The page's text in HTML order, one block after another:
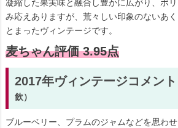
凝縮した果実味と融合し豊かに広がり、ボ
み応えありますが、荒々しい印象のないあ
とまったヴィンテージです。
麦ちゃん評価 3.95点
2017年ヴィンテージコメント
飲）
ブルーベリー、プラムのジャムなどを思わ